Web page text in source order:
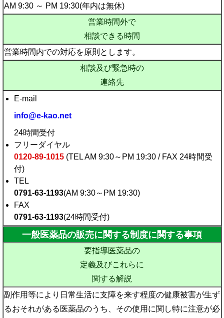
AM 9:30 ～ PM 19:30(年内は無休)
営業時間外で
相談できる時間
営業時間内での対応を原則とします。
相談及び緊急時の
連絡先
E-mail
info@e-kao.net
24時間受付
フリーダイヤル
0120-89-1015(TEL AM 9:30～PM 19:30 / FAX 24時間受
付)
TEL
0791-63-1193(AM 9:30～PM 19:30)
FAX
0791-63-1193(24時間受付)
一般医薬品の販売に関する制度に関する事項
要指導医薬品の
定義及びこれらに
関する解説
副作用等により日常生活に支障を来す程度の健康被害が生ず
るおそれがある医薬品のうち、その使用に関し特に注意が必